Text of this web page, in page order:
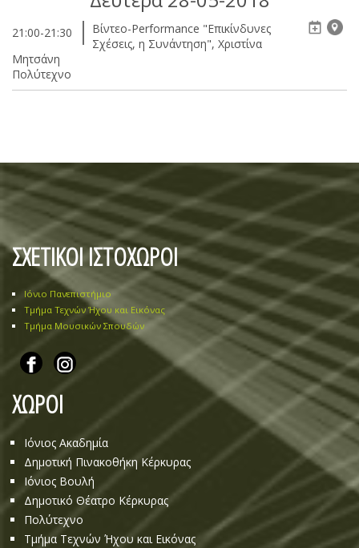
21:00-21:30
Βίντεο-Performance "Επικίνδυνες
Σχέσεις, η Συνάντηση", Χριστίνα
Μητσάνη
Πολύτεχνο
ΣΧΕΤΙΚΟΙ ΙΣΤΟΧΩΡΟΙ
Ιόνιο Πανεπιστήμιο
Τμήμα Τεχνών Ήχου και Εικόνας
Τμήμα Μουσικών Σπουδών
ΧΩΡΟΙ
Ιόνιος Ακαδημία
Δημοτική Πινακοθήκη Κέρκυρας
Ιόνιος Βουλή
Δημοτικό Θέατρο Κέρκυρας
Πολύτεχνο
Τμήμα Τεχνών Ήχου και Εικόνας